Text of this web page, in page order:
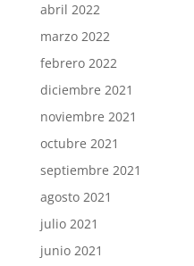
abril 2022
marzo 2022
febrero 2022
diciembre 2021
noviembre 2021
octubre 2021
septiembre 2021
agosto 2021
julio 2021
junio 2021